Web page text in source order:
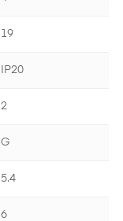
19
IP20
2
G
5.4
6